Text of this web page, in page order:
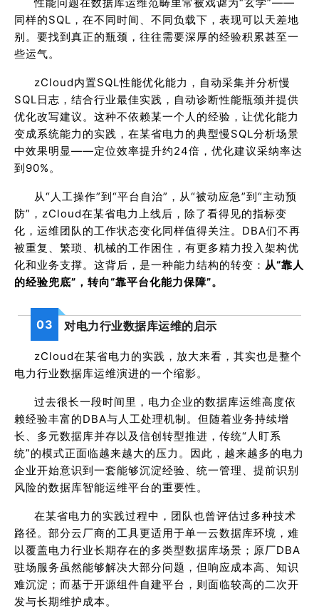
同样的SQL，在不同时间、不同负载下，表现可以天差地
别。要找到真正的瓶颈，往往需要深厚的经验积累甚至一
些运气。
zCloud内置SQL性能优化能力，自动采集并分析慢
SQL日志，结合行业最佳实践，自动诊断性能瓶颈并提供
优化改写建议。这种不依赖某一个人的经验，让优化能力
变成系统能力的实践，在某省电力的典型慢SQL分析场景
中效果明显——定位效率提升约24倍，优化建议采纳率达
到90%。
从“人工操作”到“平台自治”，从“被动应急”到“主动预
防”，zCloud在某省电力上线后，除了看得见的指标变
化，运维团队的工作状态变化同样值得关注。DBA们不再
被重复、繁琐、机械的工作困住，有更多精力投入架构优
化和业务支撑。这背后，是一种能力结构的转变： 从“靠人
的经验兜底”，转向“靠平台化能力保障”。
03 对电力行业数据库运维的启示
zCloud在某省电力的实践，放大来看，其实也是整个
电力行业数据库运维演进的一个缩影。
过去很长一段时间里，电力企业的数据库运维高度依
赖经验丰富的DBA与人工处理机制。但随着业务持续增
长、多元数据库并存以及信创转型推进，传统“人盯系
统”的模式正面临越来越大的压力。因此，越来越多的电力
企业开始意识到一套能够沉淀经验、统一管理、提前识别
风险的数据库智能运维平台的重要性。
在某省电力的实践过程中，团队也曾评估过多种技术
路径。部分云厂商的工具更适用于单一云数据库环境，难
以覆盖电力行业长期存在的多类型数据库场景；原厂DBA
驻场服务虽然能够解决大部分问题，但响应成本高、知识
难沉淀；而基于开源组件自建平台，则面临较高的二次开
发与长期维护成本。